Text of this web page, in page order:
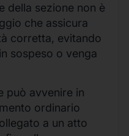
della sezione non è
che assicura
corretta, evitando
sospeso o venga
può avvenire in
ordinario
a un atto